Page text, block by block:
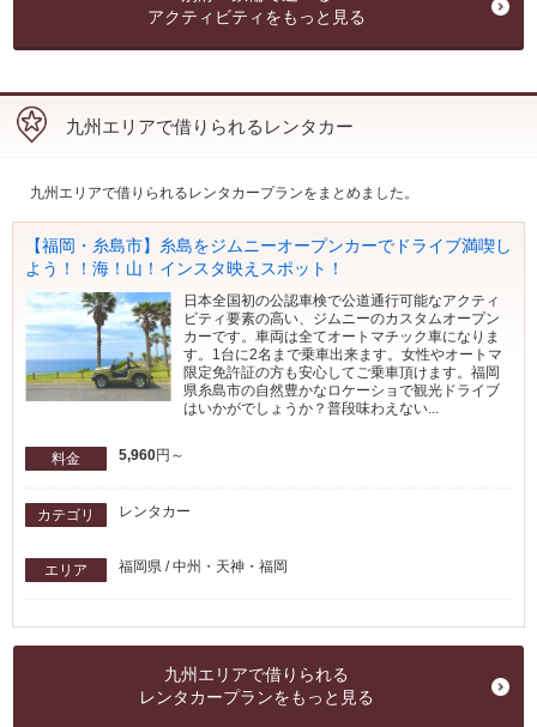
アクティビティをもっと見る
九州エリアで借りられるレンタカー
九州エリアで借りられるレンタカープランをまとめました。
【福岡・糸島市】糸島をジムニーオープンカーでドライブ満喫し
よう！！海！山！インスタ映えスポット！
日本全国初の公認車検で公道通行可能なアクティ
ビティ要素の高い、ジムニーのカスタムオープン
カーです。車両は全てオートマチック車になりま
す。1台に2名まで乗車出来ます。女性やオートマ
限定免許証の方も安心してご乗車頂けます。福岡
県糸島市の自然豊かなロケーショで観光ドライブ
はいかがでしょうか？普段味わえない...
料金 5,960円～
カテゴリ レンタカー
エリア 福岡県 / 中州・天神・福岡
九州エリアで借りられる
レンタカープランをもっと見る